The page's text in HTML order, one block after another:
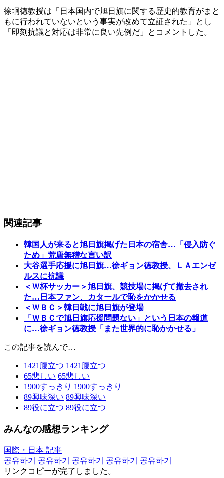
徐坰徳教授は「日本国内で旭日旗に関する歴史的教育がまと
もに行われていないという事実が改めて立証された」とし
「即刻抗議と対応は非常に良い先例だ」とコメントした。
関連記事
韓国人が来ると旭日旗掲げた日本の宿舎…「侵入防ぐ
ため」荒唐無稽な言い訳
大谷選手応援に旭日旗…徐ギョン徳教授、ＬＡエンゼ
ルスに抗議
＜Ｗ杯サッカー＞旭日旗、競技場に掲げて撤去され
た…日本ファン、カタールで恥をかかせる
＜ＷＢＣ＞韓日戦に旭日旗が登場
「ＷＢＣで旭日旗応援問題ない」という日本の報道
に…徐ギョン徳教授「また世界的に恥かかせる」
この記事を読んで…
1421 腹立つ 1421 腹立つ
65悲しい 65悲しい
1900すっきり 1900すっきり
89興味深い 89興味深い
89役に立つ 89役に立つ
みんなの感想ランキング
国際・日本 記事
공유하기
공유하기 공유하기 공유하기
공유하기
リンクコピーが完了しました。